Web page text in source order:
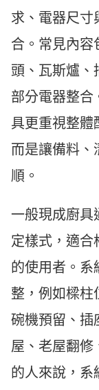
求、電器尺寸
合。常見內容
頭、瓦斯爐、
部分電器整合
具更重視整體
而是讓備料、
順。
一般現成廚具
定樣式，適合
的使用者。系
整，例如樑柱
碗機預留、插
屋、老屋翻修
的人來說，系